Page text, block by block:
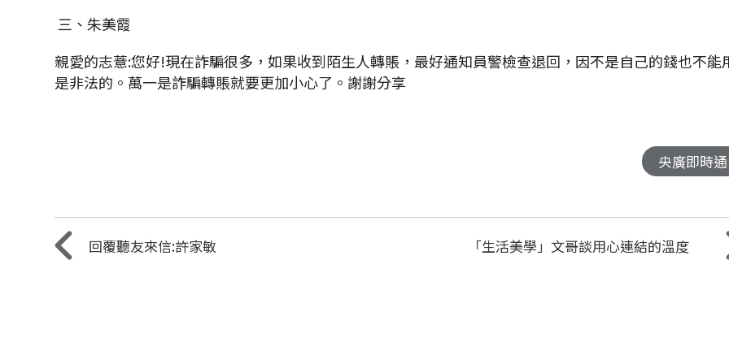
三、朱美霞
親愛的志薏:您好!現在詐騙很多，如果收到陌生人轉賬，最好通知員警檢查退回，因不是自己的錢也不能
是非法的。萬一是詐騙轉賬就要更加小心了。 謝謝分享
央廣即時通
回覆聽友來信:許家敏 「生活美學」文哥談用心連結的溫度